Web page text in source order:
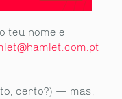
teu nome e
certo?) — mas,